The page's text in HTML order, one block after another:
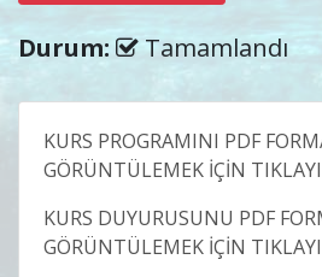
Durum: Tamamlandı
KURS PROGRAMINI PDF
GÖRÜNTÜLEMEK İÇİN
KURS DUYURUSUNU PDF
GÖRÜNTÜLEMEK İÇİN